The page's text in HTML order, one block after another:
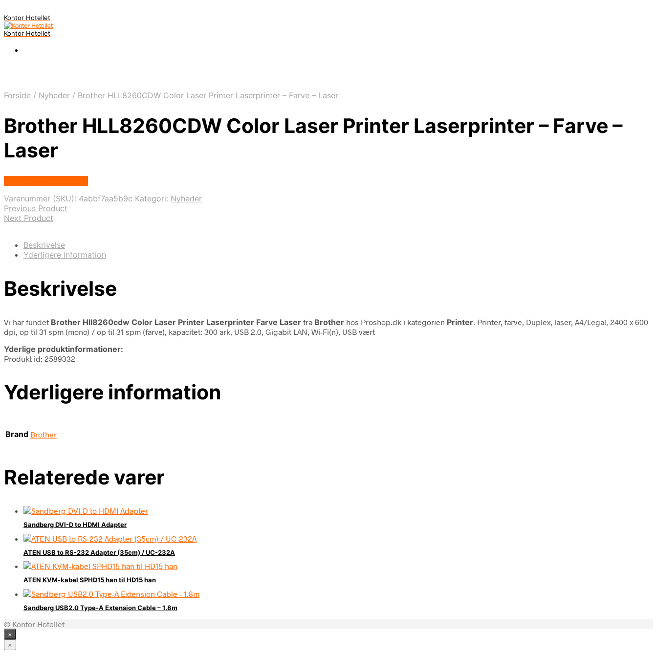
Kontor Hotellet
Kontor Hotellet
Forside / Nyheder / Brother HLL8260CDW Color Laser Printer Laserprinter – Farve – Laser
Brother HLL8260CDW Color Laser Printer Laserprinter – Farve –
Laser
Varenummer (SKU): 4abbf7aa5b9c Kategori: Nyheder
Previous Product
Next Product
Beskrivelse
Yderligere information
Beskrivelse
Vi har fundet Brother Hll8260cdw Color Laser Printer Laserprinter Farve Laser fra Brother hos Proshop.dk i kategorien Printer . Printer, farve, Duplex, laser, A4/Legal, 2400 x 600
dpi, op til 31 spm (mono) / op til 31 spm (farve), kapacitet: 300 ark, USB 2.0, Gigabit LAN, Wi-Fi(n), USB vært
Yderlige produktinformationer:
Produkt id: 2589332
Yderligere information
Brand Brother
Relaterede varer
Sandberg DVI-D to HDMI Adapter
ATEN USB to RS-232 Adapter (35cm) / UC-232A
ATEN KVM-kabel SPHD15 han til HD15 han
Sandberg USB2.0 Type-A Extension Cable – 1.8m
© Kontor Hotellet
×
×